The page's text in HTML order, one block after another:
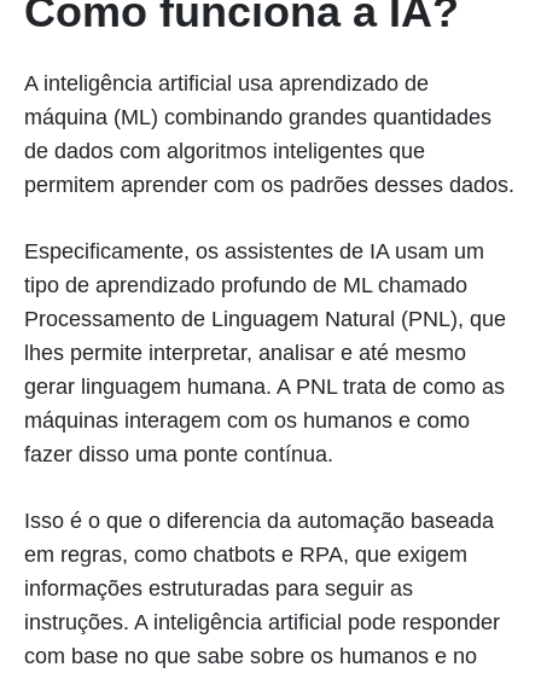
Como funciona a IA?
A inteligência artificial usa aprendizado de
máquina (ML) combinando grandes quantidades
de dados com algoritmos inteligentes que
permitem aprender com os padrões desses dados.
Especificamente, os assistentes de IA usam um
tipo de aprendizado profundo de ML chamado
Processamento de Linguagem Natural (PNL), que
lhes permite interpretar, analisar e até mesmo
gerar linguagem humana. A PNL trata de como as
máquinas interagem com os humanos e como
fazer disso uma ponte contínua.
Isso é o que o diferencia da automação baseada
em regras, como chatbots e RPA, que exigem
informações estruturadas para seguir as
instruções. A inteligência artificial pode responder
com base no que sabe sobre os humanos e no